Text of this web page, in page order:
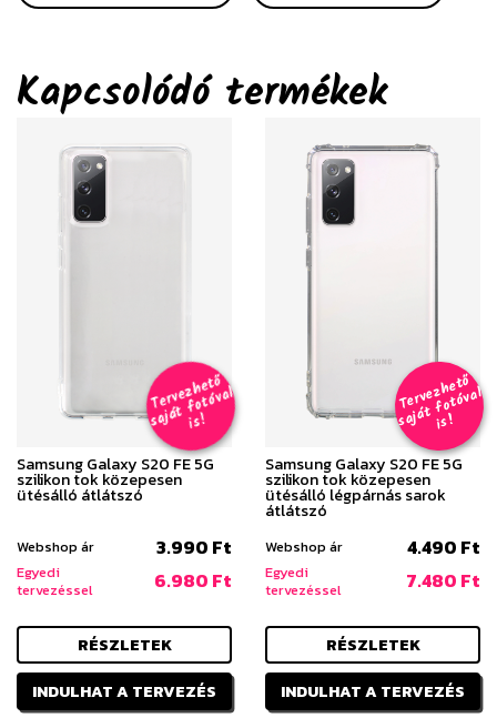
Kapcsolódó termékek
T
er
v
e
z
h
e
t
ő
s
aj
á
t
f
o
t
ó
v
al
i
s
!
Samsung Galaxy S20 FE 5G
szilikon tok közepesen
ütésálló átlátszó
Webshop ár 3.990 Ft
Egyedi
tervezéssel
6.980 Ft
RÉSZLETEK
INDULHAT A TERVEZÉS
T
er
v
e
z
h
e
t
ő
s
aj
á
t
f
o
t
ó
v
al
i
s
!
Samsung Galaxy S20 FE 5G
szilikon tok közepesen
ütésálló légpárnás sarok
átlátszó
Webshop ár 4.490 Ft
Egyedi
tervezéssel
7.480 Ft
RÉSZLETEK
INDULHAT A TERVEZÉS